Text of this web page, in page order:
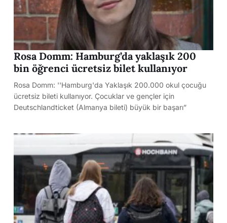
Rosa Domm: Hamburg’da yaklaşık 200
bin öğrenci ücretsiz bilet kullanıyor
Rosa Domm: ''Hamburg'da Yaklaşık 200.000 okul çocuğu
ücretsiz bileti kullanıyor. Çocuklar ve gençler için
Deutschlandticket (Almanya bileti) büyük bir başarı”